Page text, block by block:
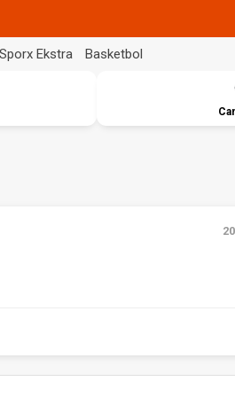
Sporx Ekstra Basketbol